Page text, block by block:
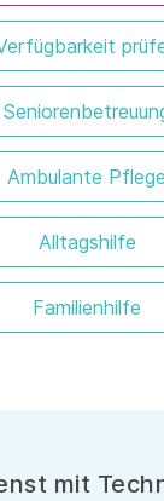
Ambulante Pflege
Alltagshilfe
Familienhilfe
mit